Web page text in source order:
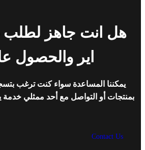
هل انت جاهز لطلب
اير والحصول
يمكننا المساعدة سواء كنت ترغب
بمنتجات أو التواصل مع أحد ممثلي خدمة
Contact Us